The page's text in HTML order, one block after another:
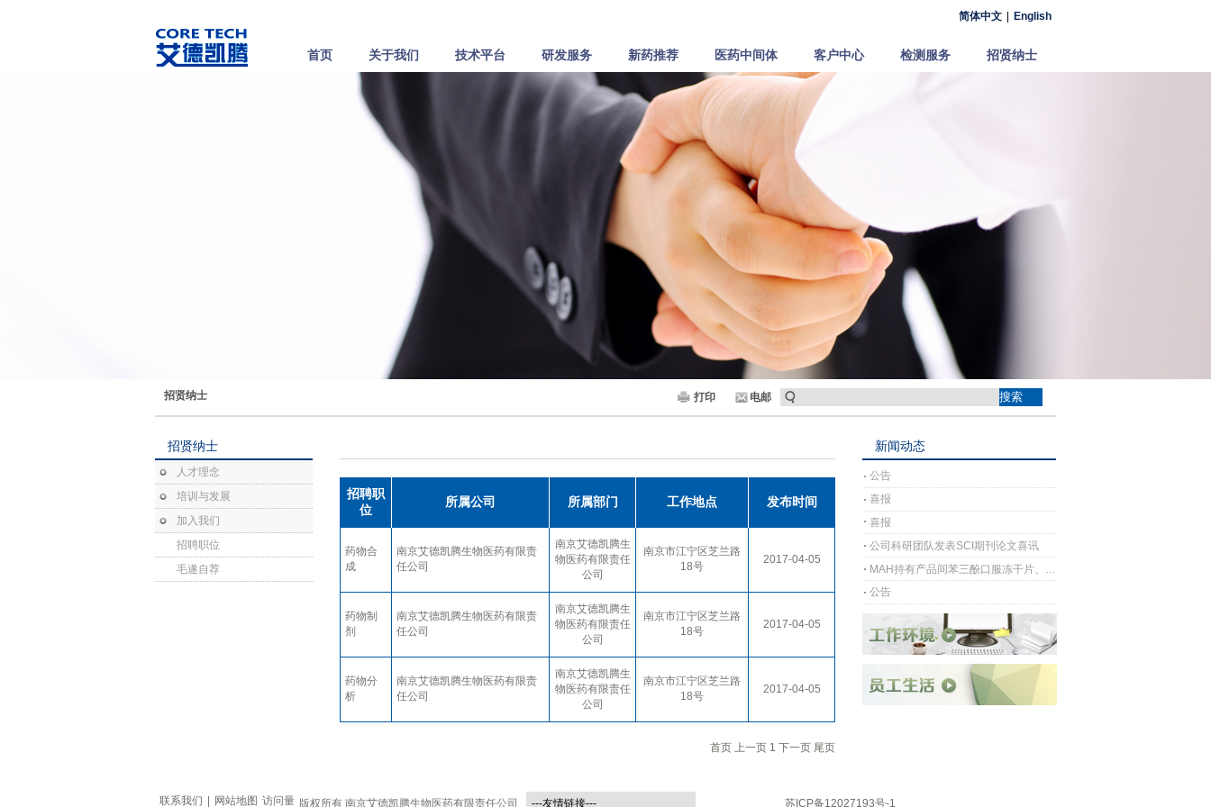
简体中文 English
首页 关于我们 技术平台 研发服务 新药推荐 医药中间体 客户中心 检测服务 招贤纳士
招贤纳士 打印 电邮
招贤纳士
人才理念
培训与发展
加入我们
招聘职位
毛遂自荐
招聘职
位
所属公司 所属部门 工作地点 发布时间
药物合
成
南京艾德凯腾生物医药有限责
任公司
南京艾德凯腾生
物医药有限责任
公司
南京市江宁区芝兰路
18号
2017-04-05
药物制
剂
南京艾德凯腾生物医药有限责
任公司
南京艾德凯腾生
物医药有限责任
公司
南京市江宁区芝兰路
18号
2017-04-05
药物分
析
南京艾德凯腾生物医药有限责
任公司
南京艾德凯腾生
物医药有限责任
公司
南京市江宁区芝兰路
18号
2017-04-05
首页 上一页 1 下一页 尾页
新闻动态
公告
喜报
喜报
公司科研团队发表SCI期刊论文喜讯
公告
联系我们 网站地图 访问量 版权所有 南京艾德凯腾生物医药有限责任公司 ---友情链接--- 苏ICP备12027193号-1